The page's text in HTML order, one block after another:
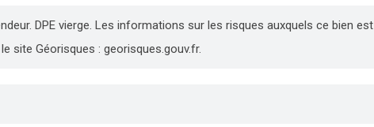
DPE vierge. Les informations sur les risques auxquels ce bien est
site Géorisques : georisques.gouv.fr.